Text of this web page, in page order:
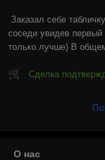
Заказал себе
соседи увидев
только лучше) В
Сделка
О нас